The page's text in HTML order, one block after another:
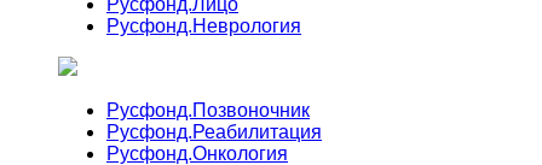
Русфонд.Лицо
Русфонд.Неврология
Русфонд.Позвоночник
Русфонд.Реабилитация
Русфонд.Онкология